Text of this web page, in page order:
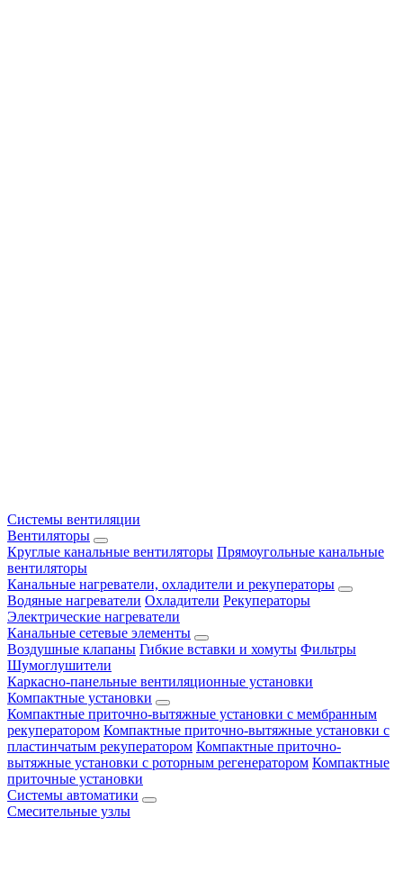
Системы вентиляции
Вентиляторы
Круглые канальные вентиляторы Прямоугольные канальные
вентиляторы
Канальные нагреватели, охладители и рекуператоры
Водяные нагреватели Охладители Рекуператоры
Электрические нагреватели
Канальные сетевые элементы
Воздушные клапаны Гибкие вставки и хомуты Фильтры
Шумоглушители
Каркасно-панельные вентиляционные установки
Компактные установки
Компактные приточно-вытяжные установки с мембранным
рекуператором Компактные приточно-вытяжные установки с
пластинчатым рекуператором Компактные приточно-
вытяжные установки с роторным регенератором Компактные
приточные установки
Системы автоматики
Смесительные узлы